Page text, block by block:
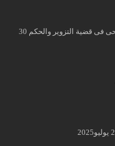
استمرار حبس رمضان صبحى فى قضية التزوير والحكم 30